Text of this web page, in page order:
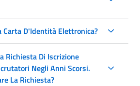
Carta D'Identità Elettronica?
Richiesta Di Iscrizione
Negli Anni Scorsi.
La Richiesta?